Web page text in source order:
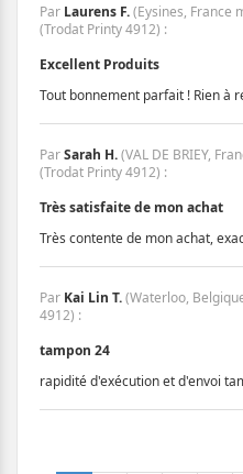
Par Laurens F.(Eysines, France
(Trodat Printy 4912) :
Excellent Produits
Tout bonnement parfait ! Rien à
ParSarah H.(VAL DE BRIEY,
(Trodat Printy 4912) :
Très satisfaite de mon achat
Très contente de mon achat,
Par Kai Lin T.(Waterloo,
4912) :
tampon 24
rapidité d'exécution et d'envoi